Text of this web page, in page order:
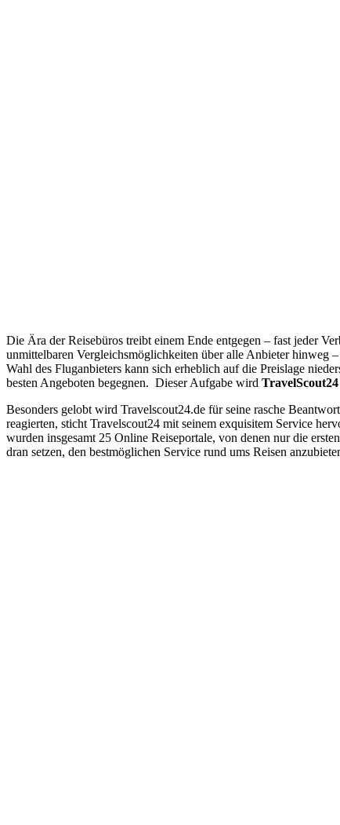
Die Ära der Reisebüros treibt einem Ende entgegen – fast jeder
unmittelbaren Vergleichsmöglichkeiten über alle Anbieter hinweg
Wahl des Fluganbieters kann sich erheblich auf die Preislage
besten Angeboten begegnen. Dieser Aufgabe wird TravelScout24
Besonders gelobt wird Travelscout24.de für seine rasche
reagierten, sticht Travelscout24 mit seinem exquisitem Service
wurden insgesamt 25 Online Reiseportale, von denen nur die
dran setzen, den bestmöglichen Service rund ums Reisen